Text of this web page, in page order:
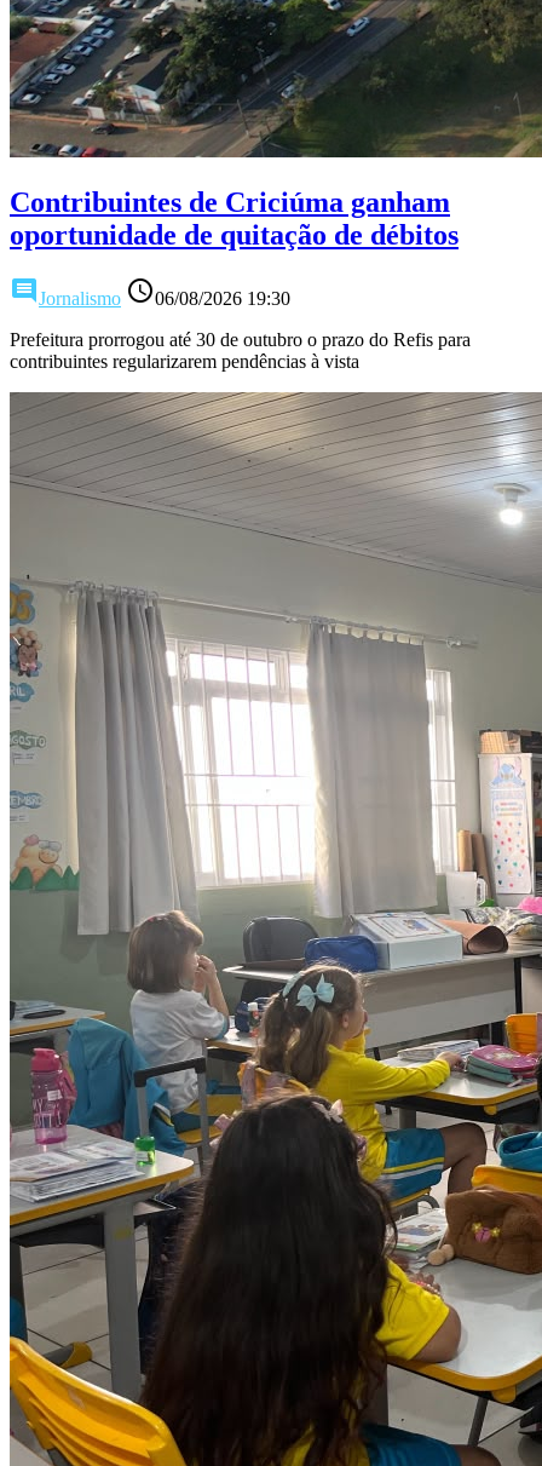
Contribuintes de Criciúma ganham
oportunidade de quitação de débitos
comment Jornalismo access_time06/08/2026 19:30
Prefeitura prorrogou até 30 de outubro o prazo do Refis para
contribuintes regularizarem pendências à vista